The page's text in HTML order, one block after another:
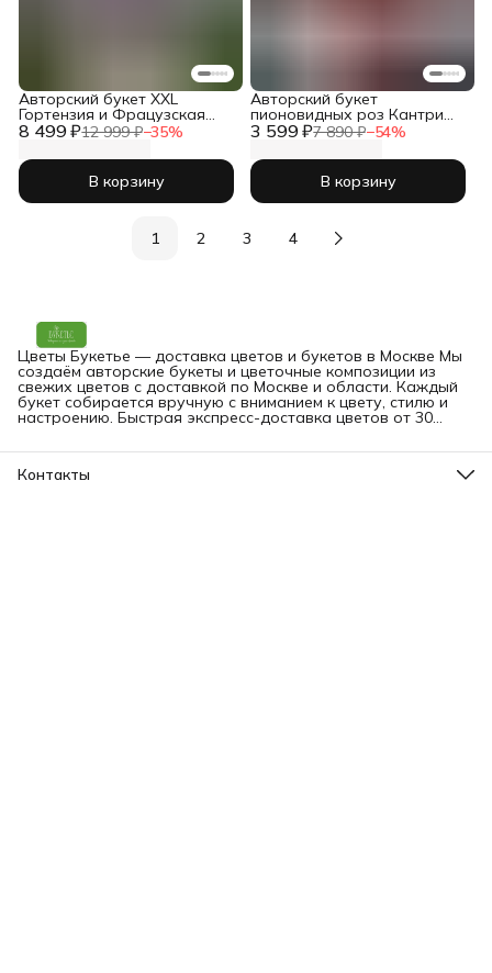
8 499 ₽12 999 ₽−35%
Авторский букет XXL
Гортензия и Фрацузская
Роза
В корзину
3 599 ₽7 890 ₽−54%
Авторский букет
пионовидных роз Кантри
Блю с альстромериями
В корзину
1 2 3 4
Цветы Букетье — доставка цветов и букетов в Москве Мы
создаём авторские букеты и цветочные композиции из
свежих цветов с доставкой по Москве и области. Каждый
букет собирается вручную с вниманием к цвету, стилю и
настроению. Быстрая экспресс-доставка цветов от 30
заказать букет онлайн в любое время.
Контакты